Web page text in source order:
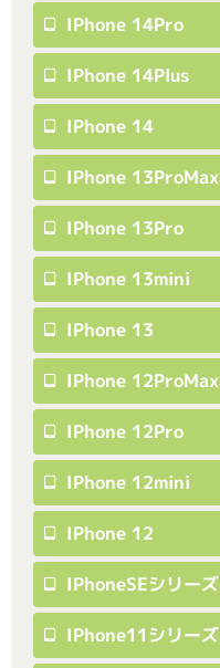
IPhone 14Pro
IPhone 14Plus
IPhone 14
IPhone 13ProMax
IPhone 13Pro
IPhone 13mini
IPhone 13
IPhone 12ProMax
IPhone 12Pro
IPhone 12mini
IPhone 12
IPhoneSEシリーズ
IPhone11シリーズ